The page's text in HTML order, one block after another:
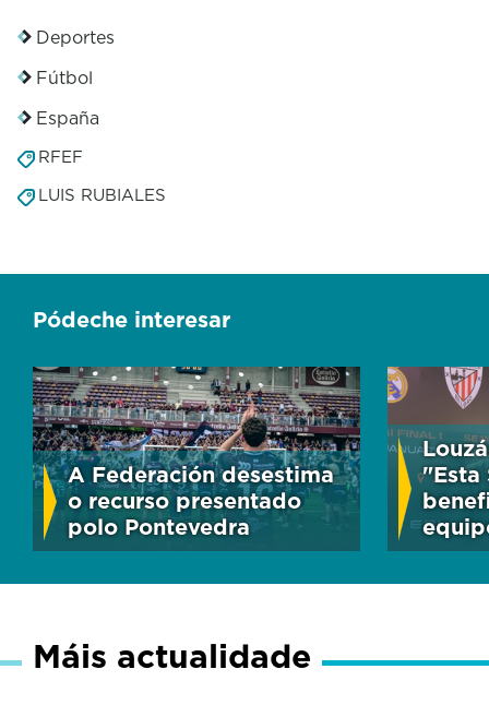
Deportes
Fútbol
España
RFEF
LUIS RUBIALES
Pódeche interesar
A Federación desestima
o recurso presentado
polo Pontevedra
"Esta
Máis actualidade